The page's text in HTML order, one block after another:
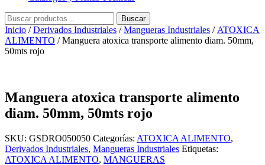
Buscar
por:
Buscar
Inicio /Derivados Industriales /Mangueras Industriales / ATOXICA
ALIMENTO / Manguera atoxica transporte alimento diam. 50mm,
50mts rojo
Manguera atoxica transporte alimento
diam. 50mm, 50mts rojo
SKU: GSDRO050050 Categorías: ATOXICA ALIMENTO,
Derivados Industriales, Mangueras Industriales Etiquetas:
ATOXICA ALIMENTO, MANGUERAS